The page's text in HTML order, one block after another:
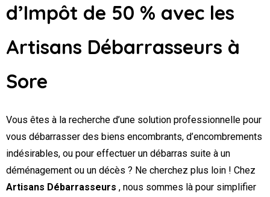
d’Impôt de 50 % avec les
Artisans Débarrasseurs à
Sore
Vous êtes à la recherche d’une solution professionnelle pour
vous débarrasser des biens encombrants, d’encombrements
indésirables, ou pour effectuer un débarras suite à un
déménagement ou un décès ? Ne cherchez plus loin ! Chez
Artisans Débarrasseurs , nous sommes là pour simplifier